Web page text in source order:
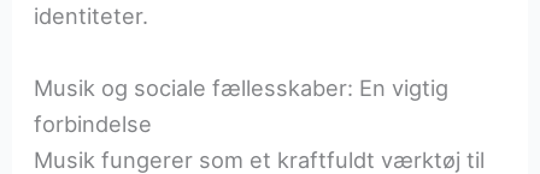
identiteter.
Musik og sociale fællesskaber: En vigtig
forbindelse
Musik fungerer som et kraftfuldt værktøj til